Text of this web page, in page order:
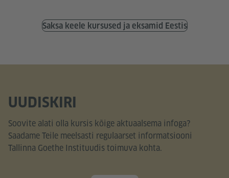
Saksa keele kursused ja eksamid Eestis
UUDISKIRI
Soovite alati olla kursis kõige aktuaalsema infoga?
Saadame Teile meelsasti regulaarset informatsiooni
Tallinna Goethe Instituudis toimuva kohta.